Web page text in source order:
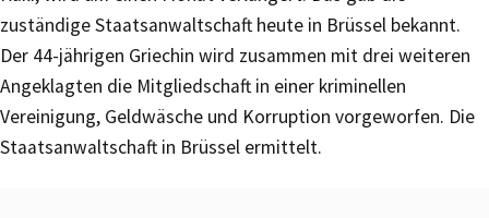
zuständige Staatsanwaltschaft heute in Brüssel bekannt.
Der 44-jährigen Griechin wird zusammen mit drei weiteren
Angeklagten die Mitgliedschaft in einer kriminellen
Vereinigung, Geldwäsche und Korruption vorgeworfen. Die
Staatsanwaltschaft in Brüssel ermittelt.